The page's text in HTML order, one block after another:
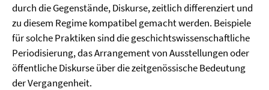
durch die Gegenstände, Diskurse, zeitlich differenziert und
zu diesem Regime kompatibel gemacht werden. Beispiele
für solche Praktiken sind die geschichtswissenschaftliche
Periodisierung, das Arrangement von Ausstellungen oder
öffentliche Diskurse über die zeitgenössische Bedeutung
der Vergangenheit.